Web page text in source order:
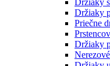
Držiaky
Držiaky
Priečne
Držiaky